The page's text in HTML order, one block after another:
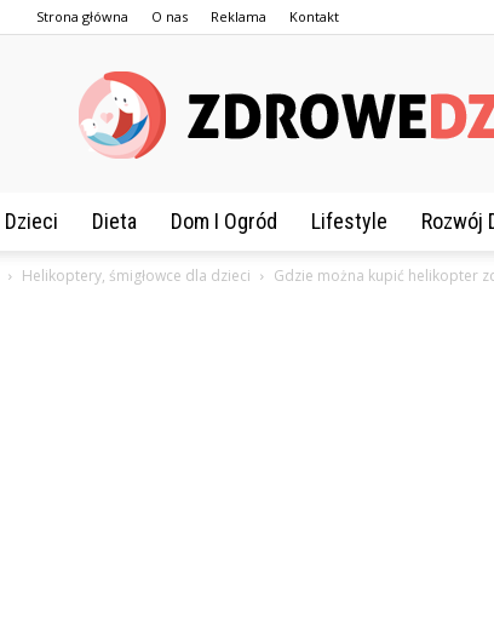
Strona główna O nas Reklama Kontakt
Dzieci Dieta Dom I Ogród Lifestyle Rozwój
Helikoptery, śmigłowce dla dzieci Gdzie można kupić helikopter